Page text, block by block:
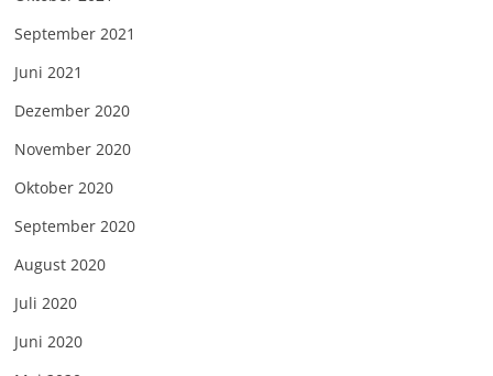
September 2021
Juni 2021
Dezember 2020
November 2020
Oktober 2020
September 2020
August 2020
Juli 2020
Juni 2020